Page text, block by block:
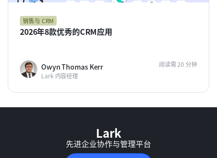
销售与 CRM
2026年8款优秀的CRM应用
Owyn Thomas Kerr
Lark 内容经理
阅读需 20 分钟
Lark
先进企业协作与管理平台